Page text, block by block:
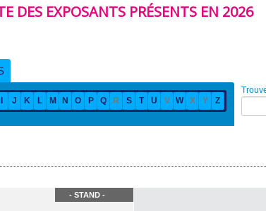
DES EXPOSANTS PRÉSENTS EN 2026
J K L M N O P Q R S T U V W X Y Z
- STAND -